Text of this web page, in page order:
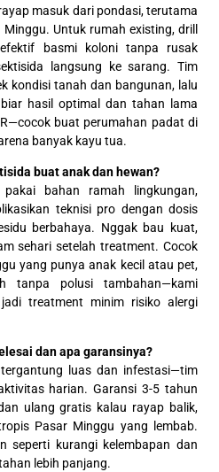
masuk dari pondasi, terutama
Untuk rumah existing, drill
basmi koloni tanpa rusak
langsung ke sarang. Tim
kondisi tanah dan bangunan, lalu
hasil optimal dan tahan lama
buat perumahan padat di
banyak kayu tua.
buat anak dan hewan?
bahan ramah lingkungan,
teknisi pro dengan dosis
berbahaya. Nggak bau kuat,
sehari setelah treatment. Cocok
yang punya anak kecil atau pet,
tanpa polusi tambahan—kami
treatment minim risiko alergi
dan apa garansinya?
luas dan infestasi—tim
harian. Garansi 3-5 tahun
ulang gratis kalau rayap balik,
Pasar Minggu yang lembab.
seperti kurangi kelembapan dan
lebih panjang.